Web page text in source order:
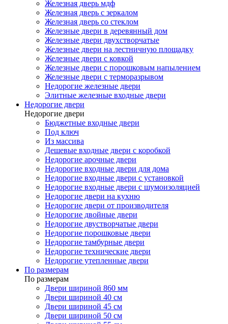
Железная дверь мдф
Железная дверь с зеркалом
Железная дверь со стеклом
Железные двери в деревянный дом
Железные двери двухстворчатые
Железные двери на лестничную площадку
Железные двери с ковкой
Железные двери с порошковым напылением
Железные двери с терморазрывом
Недорогие железные двери
Элитные железные входные двери
Недорогие двери
Недорогие двери
Бюджетные входные двери
Под ключ
Из массива
Дешевые входные двери с коробкой
Недорогие арочные двери
Недорогие входные двери для дома
Недорогие входные двери с установкой
Недорогие входные двери с шумоизоляцией
Недорогие двери на кухню
Недорогие двери от производителя
Недорогие двойные двери
Недорогие двустворчатые двери
Недорогие порошковые двери
Недорогие тамбурные двери
Недорогие технические двери
Недорогие утепленные двери
По размерам
По размерам
Двери шириной 860 мм
Двери шириной 40 см
Двери шириной 45 см
Двери шириной 50 см